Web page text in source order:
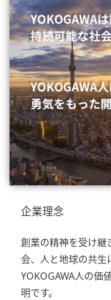
企業理念
創業の精神を受け継
会、人と地球の共生
YOKOGAWA人の価
明です。